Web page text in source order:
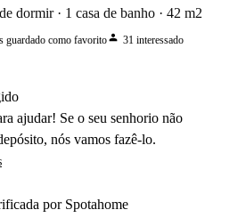
dormir 1 casa de banho 42 m2
guardado como favoritoperson 31 interessado
ajudar! Se o seu senhorio não
nós vamos fazê-lo.
por Spotahome